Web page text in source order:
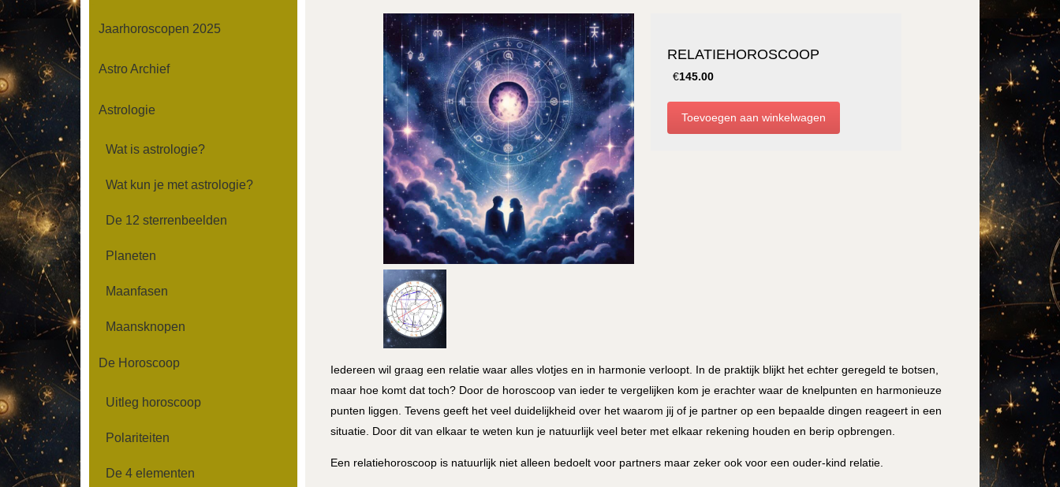
Jaarhoroscopen 2025
Astro Archief
Astrologie
Wat is astrologie?
Wat kun je met astrologie?
De 12 sterrenbeelden
Planeten
Maanfasen
Maansknopen
De Horoscoop
Uitleg horoscoop
Polariteiten
De 4 elementen
RELATIEHOROSCOOP
€145.00
Iedereen wil graag een relatie waar alles vlotjes en in harmonie verloopt. In de praktijk blijkt het echter geregeld te botsen,
maar hoe komt dat toch? Door de horoscoop van ieder te vergelijken kom je erachter waar de knelpunten en harmonieuze
punten liggen. Tevens geeft het veel duidelijkheid over het waarom jij of je partner op een bepaalde dingen reageert in een
situatie. Door dit van elkaar te weten kun je natuurlijk veel beter met elkaar rekening houden en berip opbrengen.
Een relatiehoroscoop is natuurlijk niet alleen bedoelt voor partners maar zeker ook voor een ouder-kind relatie.